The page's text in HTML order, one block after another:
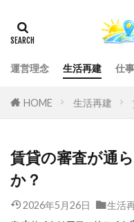
運営理念 生活再建 仕
HOME 生活再建
賃貸の審査が通
か？
2026年5月26日 生活